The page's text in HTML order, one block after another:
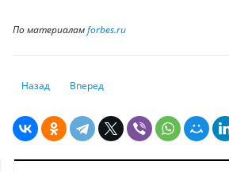
По материаламforbes.ru
Предыдущий: Стоит ли бороться за
Назад Следующий: Как изменились
Вперед